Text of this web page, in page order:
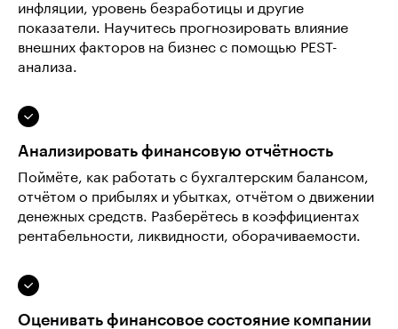
инфляции, уровень безработицы и другие
показатели. Научитесь прогнозировать влияние
внешних факторов на бизнес с помощью PEST-
анализа.
Анализировать финансовую отчётность
Поймёте, как работать с бухгалтерским балансом,
отчётом о прибылях и убытках, отчётом о движении
денежных средств. Разберётесь в коэффициентах
рентабельности, ликвидности, оборачиваемости.
Оценивать финансовое состояние компании